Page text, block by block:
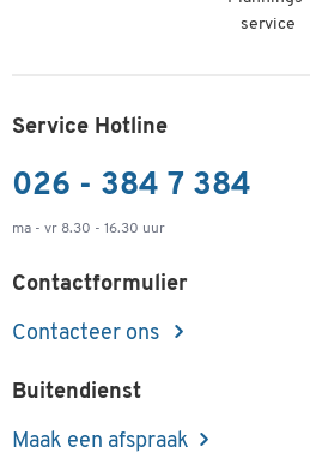
service
Service Hotline
026 - 384 7 384
ma - vr 8.30 - 16.30 uur
Contactformulier
Contacteer ons
Buitendienst
Maak een afspraak